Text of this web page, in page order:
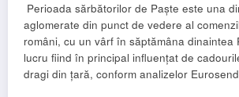
Perioada sărbătorilor de Paște este una
aglomerate din punct de vedere al
români, cu un vârf în săptămâna dinaintea
lucru fiind în principal influențat de
dragi din țară, conform analizelor